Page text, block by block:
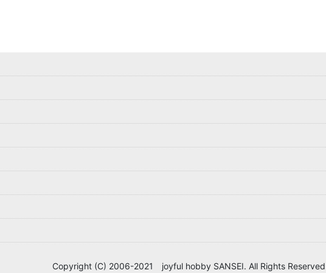
Copyright (C) 2006-2021 joyful hobby SANSEI. All Rights